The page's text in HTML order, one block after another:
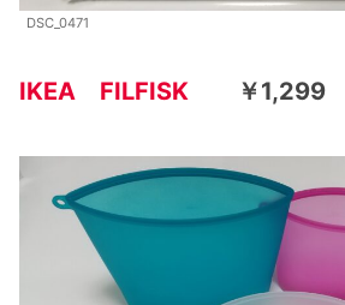
DSC_0471
IKEA FILFISK ￥1,299